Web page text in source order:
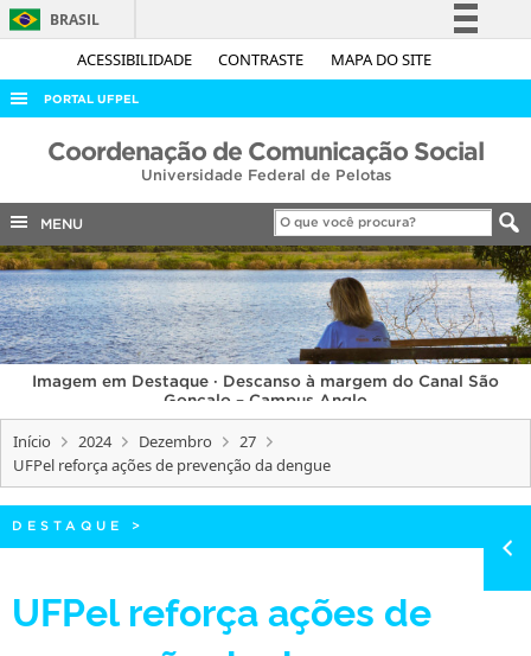
ACESSIBILIDADE CONTRASTE MAPA DO SITE
BRASIL
Simplifique!
Acesso à informação
Legislação
Canais
PORTAL UFPEL
ACESSO À INFORMAÇÃO
COBALTO
CONCURSOS
EDITAIS
INTERNACIONAL
OUVIDORIA
PORTARIAS
TELEFONES
Coordenação de Comunicação Social
Universidade Federal de Pelotas
MENU
Imagem em Destaque · Descanso à margem do Canal São
Gonçalo – Campus Anglo
Início 2024 Dezembro
27
UFPel reforça ações de prevenção da dengue
DESTAQUE >
UFPel reforça ações de